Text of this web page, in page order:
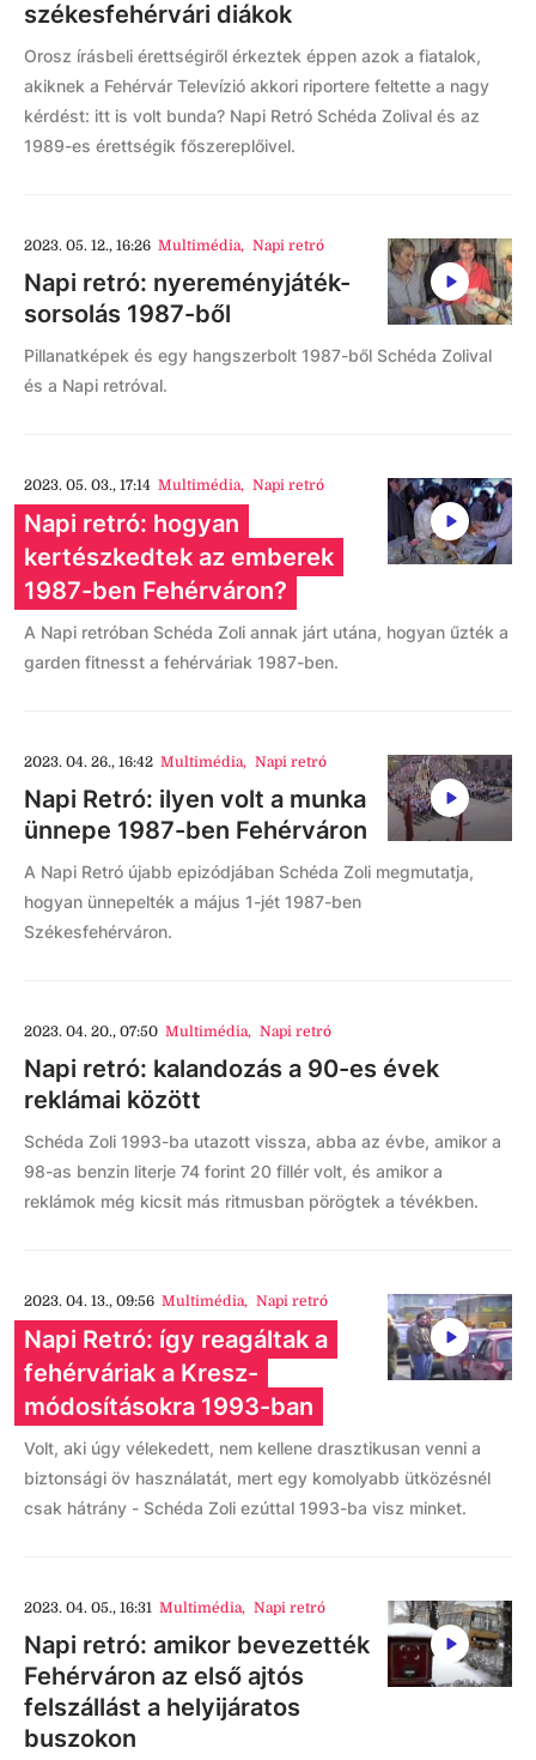
székesfehérvári diákok
Orosz írásbeli érettségiről érkeztek éppen azok a fiatalok,
akiknek a Fehérvár Televízió akkori riportere feltette a nagy
kérdést: itt is volt bunda? Napi Retró Schéda Zolival és az
1989-es érettségik főszereplőivel.
2023. 05. 12., 16:26 Multimédia, Napi retró
Napi retró: nyereményjáték-
sorsolás 1987-ből
Pillanatképek és egy hangszerbolt 1987-ből Schéda Zolival
és a Napi retróval.
2023. 05. 03., 17:14 Multimédia, Napi retró
Napi retró: hogyan
kertészkedtek az emberek
1987-ben Fehérváron?
A Napi retróban Schéda Zoli annak járt utána, hogyan űzték a
garden fitnesst a fehérváriak 1987-ben.
2023. 04. 26., 16:42 Multimédia, Napi retró
Napi Retró: ilyen volt a munka
ünnepe 1987-ben Fehérváron
A Napi Retró újabb epizódjában Schéda Zoli megmutatja,
hogyan ünnepelték a május 1-jét 1987-ben
Székesfehérváron.
2023. 04. 20., 07:50 Multimédia, Napi retró
Napi retró: kalandozás a 90-es évek
reklámai között
Schéda Zoli 1993-ba utazott vissza, abba az évbe, amikor a
98-as benzin literje 74 forint 20 fillér volt, és amikor a
reklámok még kicsit más ritmusban pörögtek a tévékben.
2023. 04. 13., 09:56 Multimédia, Napi retró
Napi Retró: így reagáltak a
fehérváriak a Kresz-
módosításokra 1993-ban
Volt, aki úgy vélekedett, nem kellene drasztikusan venni a
biztonsági öv használatát, mert egy komolyabb ütközésnél
csak hátrány - Schéda Zoli ezúttal 1993-ba visz minket.
2023. 04. 05., 16:31 Multimédia, Napi retró
Napi retró: amikor bevezették
Fehérváron az első ajtós
felszállást a helyijáratos
buszokon